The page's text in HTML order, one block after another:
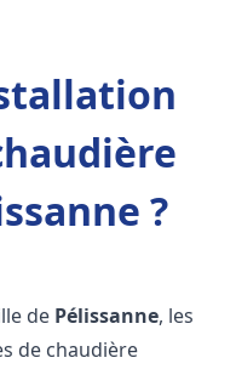
?
de Pélissanne, les
de chaudière